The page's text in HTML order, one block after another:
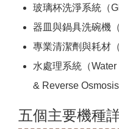
玻璃杯洗淨系統（
器皿與鍋具洗碗機
專業清潔劑與耗材
水處理系統（
& Reverse Osmosis
五個主要機種